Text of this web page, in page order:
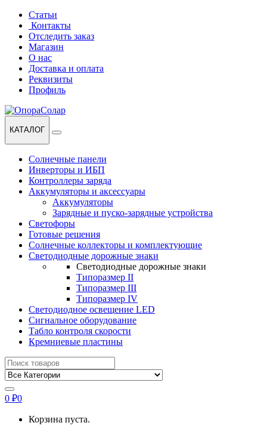
Перейти
навигации
Перейти
содержанию
Статьи
Контакты
Отследить заказ
Магазин
О нас
Доставка и оплата
Реквизиты
Профиль
КАТАЛОГ
Солнечные панели
Инверторы и ИБП
Контроллеры заряда
Аккумуляторы и аксессуары
Аккумуляторы
Зарядные и пуско-зарядные устройства
Светофоры
Готовые решения
Солнечные коллекторы и комплектующие
Светодиодные дорожные знаки
Светодиодные дорожные знаки
Типоразмер II
Типоразмер III
Типоразмер IV
Светодиодное освещение LED
Сигнальное оборудование
Табло контроля скорости
Кремниевые пластины
Найти:
0 ₽0
Корзина пуста.